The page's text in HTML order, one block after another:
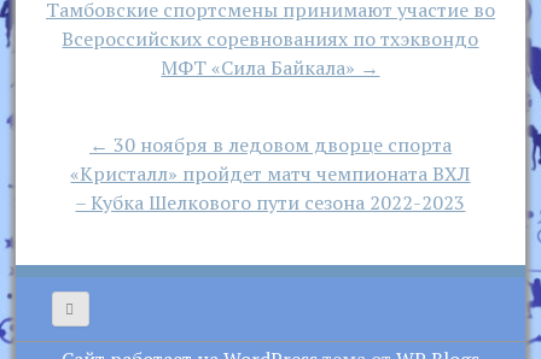
Навигация
Тамбовские спортсмены принимают участие во
Всероссийских соревнованиях по тхэквондо
МФТ «Сила Байкала» →
← 30 ноября в ледовом дворце спорта
«Кристалл» пройдет матч чемпионата ВХЛ
– Кубка Шелкового пути сезона 2022-2023